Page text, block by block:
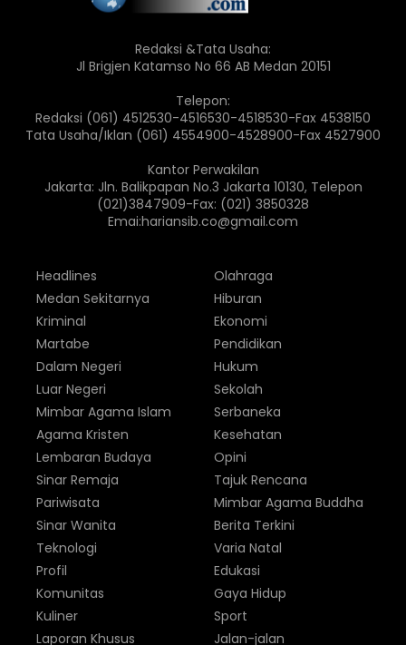
Redaksi &Tata Usaha:
Jl Brigjen Katamso No 66 AB Medan 20151
Telepon:
Redaksi (061) 4512530-4516530-4518530-Fax 4538150
Tata Usaha/Iklan (061) 4554900-4528900-Fax 4527900
Kantor Perwakilan
Jakarta: Jln. Balikpapan No.3 Jakarta 10130, Telepon
(021)3847909-Fax: (021) 3850328
Emai:hariansib.co@gmail.com
Headlines
Medan Sekitarnya
Kriminal
Martabe
Dalam Negeri
Luar Negeri
Olahraga
Hiburan
Ekonomi
Pendidikan
Hukum
Sekolah
Mimbar Agama Islam
Agama Kristen
Lembaran Budaya
Sinar Remaja
Pariwisata
Sinar Wanita
Serbaneka
Kesehatan
Opini
Tajuk Rencana
Mimbar Agama Buddha
Berita Terkini
Teknologi
Profil
Komunitas
Kuliner
Laporan Khusus
Varia Natal
Edukasi
Gaya Hidup
Sport
Jalan-jalan